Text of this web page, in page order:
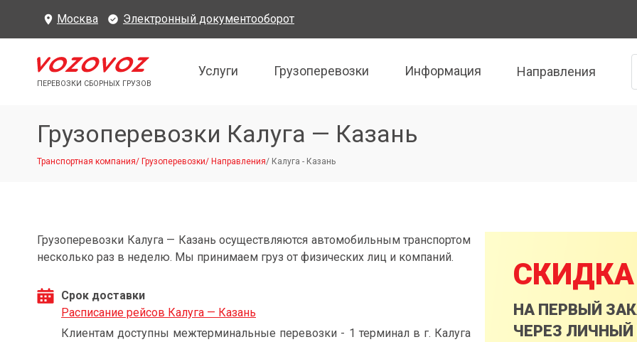
Москва Электронный документооборот
ПЕРЕВОЗКИ СБОРНЫХ ГРУЗОВ
Услуги Грузоперевозки Информация Направления
Грузоперевозки Калуга — Казань
Транспортная компания/ Грузоперевозки/ Направления/ Калуга - Казань
Грузоперевозки Калуга — Казань осуществляются автомобильным транспортом
несколько раз в неделю. Мы принимаем груз от физических лиц и компаний.
Срок доставки
Расписание рейсов Калуга — Казань
Клиентам доступны межтерминальные перевозки - 1 терминал в г. Калуга
СКИДКА
НА ПЕРВЫЙ
ЧЕРЕЗ ЛИЧНЫЙ